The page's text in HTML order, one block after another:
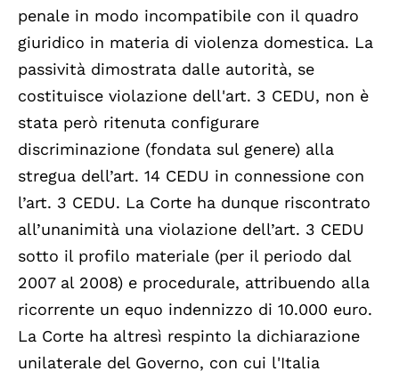
penale in modo incompatibile con il quadro
giuridico in materia di violenza domestica. La
passività dimostrata dalle autorità, se
costituisce violazione dell'art. 3 CEDU, non è
stata però ritenuta configurare
discriminazione (fondata sul genere) alla
stregua dell’art. 14 CEDU in connessione con
l’art. 3 CEDU. La Corte ha dunque riscontrato
all’unanimità una violazione dell’art. 3 CEDU
sotto il profilo materiale (per il periodo dal
2007 al 2008) e procedurale, attribuendo alla
ricorrente un equo indennizzo di 10.000 euro.
La Corte ha altresì respinto la dichiarazione
unilaterale del Governo, con cui l'Italia